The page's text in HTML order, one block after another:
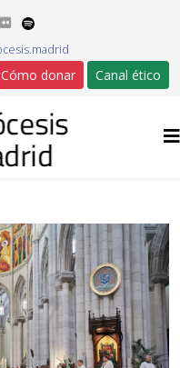
Cómo donar Canal ético